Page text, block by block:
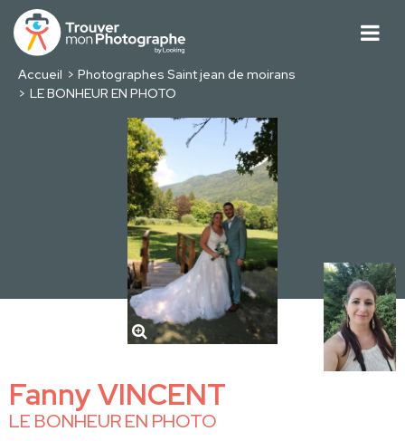
Accueil
Photographes Saint jean de moirans
LE BONHEUR EN PHOTO
Fanny VINCENT
LE BONHEUR EN PHOTO